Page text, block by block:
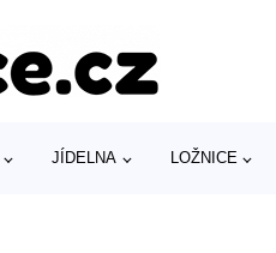
JÍDELNA LOŽNICE